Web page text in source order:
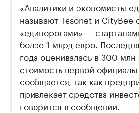
«Аналитики и экономисты
называют Tesonet и
«единорогами» —
более 1 млрд евро.
года оценивалась в 300
стоимость первой
сообщается, так как
привлекает средства
говорится в сообщении.